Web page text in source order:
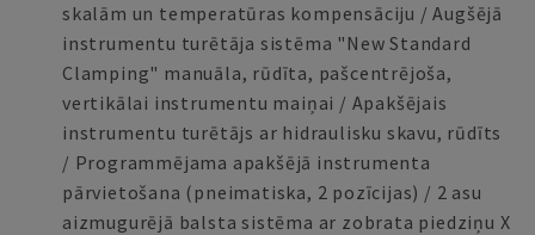
skalām un temperatūras kompensāciju / Augšējā
instrumentu turētāja sistēma "New Standard
Clamping" manuāla, rūdīta, pašcentrējoša,
vertikālai instrumentu maiņai / Apakšējais
instrumentu turētājs ar hidraulisku skavu, rūdīts
/ Programmējama apakšējā instrumenta
pārvietošana (pneimatiska, 2 pozīcijas) / 2 asu
aizmugurējā balsta sistēma ar zobrata piedziņu X